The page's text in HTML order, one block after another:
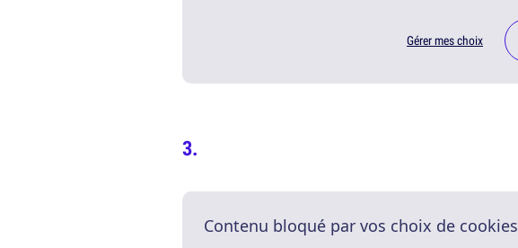
Gérer mes choix
Contenu bloqué par vos choix de cookies